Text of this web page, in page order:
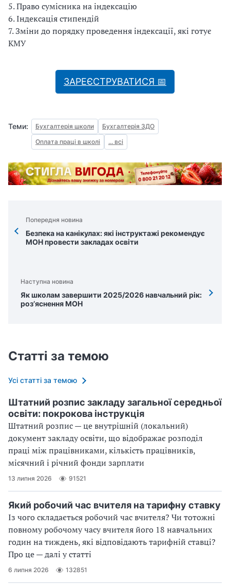
5. Право сумісника на індексацію
6. Індексація стипендій
7. Зміни до порядку проведення індексації, які готує
КМУ
ЗАРЕЄСТРУВАТИСЯ 📅
Теми: Бухгалтерія школи
Бухгалтерія ЗДО
Оплата праці в школі
... всі
Попередня новина
Безпека на канікулах: які інструктажі рекомендує
МОН провести закладах освіти
Наступна новина
Як школам завершити 2025/2026 навчальний рік:
роз’яснення МОН
Статті за темою
Усі статті за темою
Штатний розпис закладу загальної середньої
освіти: покрокова інструкція
Штатний розпис — це внутрішній (локальний)
документ закладу освіти, що відображає розподіл
праці між працівниками, кількість працівників,
місячний і річний фонди зарплати
13 липня 2026 91521
Який робочий час вчителя на тарифну ставку
Із чого складається робочий час вчителя? Чи тотожні
повному робочому часу вчителя його 18 навчальних
годин на тиждень, які відповідають тарифній ставці?
Про це — далі у статті
6 липня 2026 132851